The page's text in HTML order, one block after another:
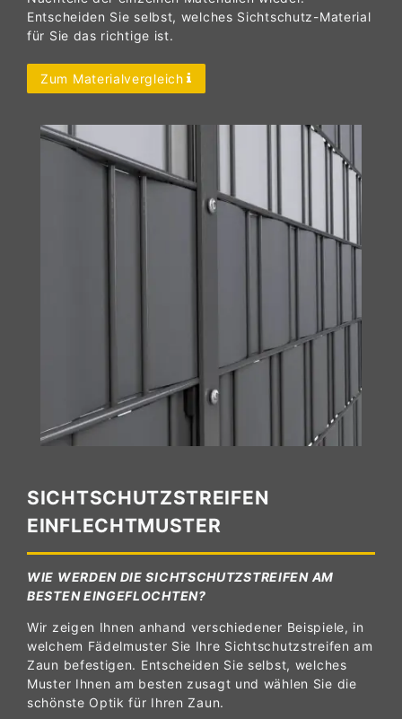
Entscheiden Sie selbst, welches Sichtschutz-Material
für Sie das richtige ist.
Zum Materialvergleich
SICHTSCHUTZSTREIFEN
EINFLECHTMUSTER
WIE WERDEN DIE SICHTSCHUTZSTREIFEN AM
BESTEN EINGEFLOCHTEN?
Wir zeigen Ihnen anhand verschiedener Beispiele, in
welchem Fädelmuster Sie Ihre Sichtschutzstreifen am
Zaun befestigen. Entscheiden Sie selbst, welches
Muster Ihnen am besten zusagt und wählen Sie die
schönste Optik für Ihren Zaun.